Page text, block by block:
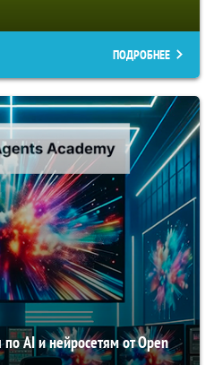
ПОДРОБНЕЕ
AI и нейросетям от Open